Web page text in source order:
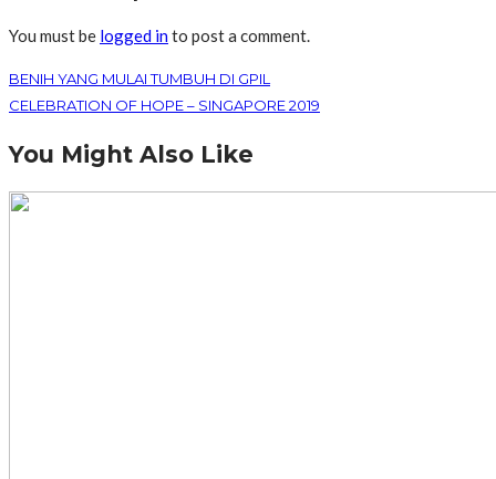
You must be logged into post a comment.
BENIH YANG MULAI TUMBUH DI GPIL
CELEBRATION OF HOPE – SINGAPORE 2019
You Might Also Like